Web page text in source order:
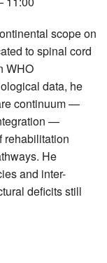
scope on
to spinal cord
WHO
data, he
continuum —
—
rehabilitation
He
and inter-
deficits still